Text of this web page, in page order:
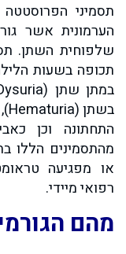
תסמיני
הערמונית אשר
שלפוחית השתן.
התחתונה וכן
מהתסמינים הללו
או מפגיעה
רפואי מיידי.
מהם